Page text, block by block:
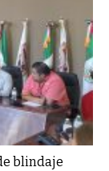
blindaje